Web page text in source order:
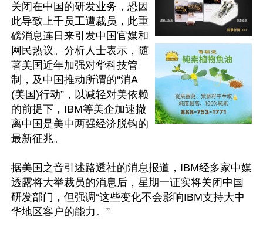
关闭在中国的研发业务，恐因
此导致上千员工遭裁员，此重
磅消息连日来引发中国官媒和
网民热议。分析人士表示，随
著美国近年加强对华科技管
制，及中国推动所谓的“消A
(美国)行动”，以减轻对美依赖
的前提下，IBM等美企加速撤
离中国是美中两强经济脱钩的
最新征兆。
据美国之音引述路透社的消息报道，IBM经多家中媒
透露将大举裁员的消息后，星期一证实将关闭中国
研发部门，但强调“这些变化不会影响IBM支持大中
华地区客户的能力。”